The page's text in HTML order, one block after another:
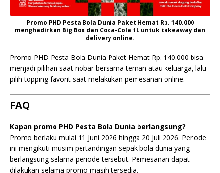
Promo PHD Pesta Bola Dunia Paket Hemat Rp. 140.000
menghadirkan Big Box dan Coca-Cola 1L untuk takeaway dan
delivery online.
Promo PHD Pesta Bola Dunia Paket Hemat Rp. 140.000 bisa
menjadi pilihan saat nobar bersama teman atau keluarga, lalu
pilih topping favorit saat melakukan pemesanan online.
FAQ
Kapan promo PHD Pesta Bola Dunia berlangsung?
Promo berlaku mulai 11 Juni 2026 hingga 20 Juli 2026. Periode
ini mengikuti musim pertandingan sepak bola dunia yang
berlangsung selama periode tersebut. Pemesanan dapat
dilakukan selama promo masih tersedia.